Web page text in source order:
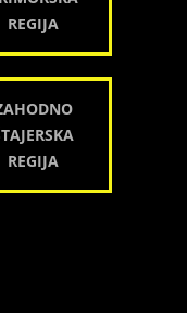
REGIJA
REGIJA